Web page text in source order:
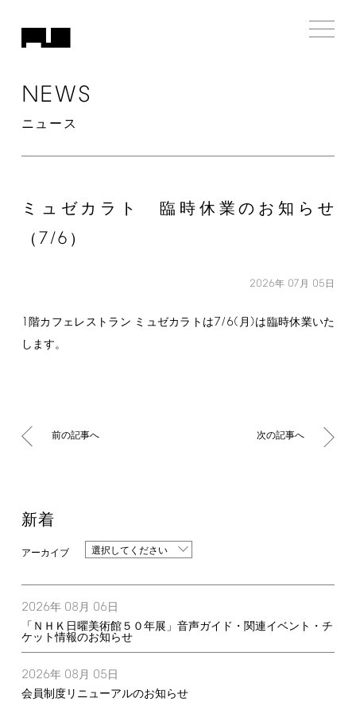
NEWS
ニュース
ミュゼカラト 臨時休業のお知らせ
（ 7/6 ）
2026年 07 月 05 日
1 階カフェレストラン ミュゼカラトは7/6(月)は臨時休業いた
します。
前の記事へ 次の記事へ
新着
選択してください
2026年 08月 06 日
「ＮＨＫ日曜美術館５０年展」音声ガイド・関連イベント・チ
ケット情報のお知らせ
2026年 08月 05 日
会員制度リニューアルのお知らせ